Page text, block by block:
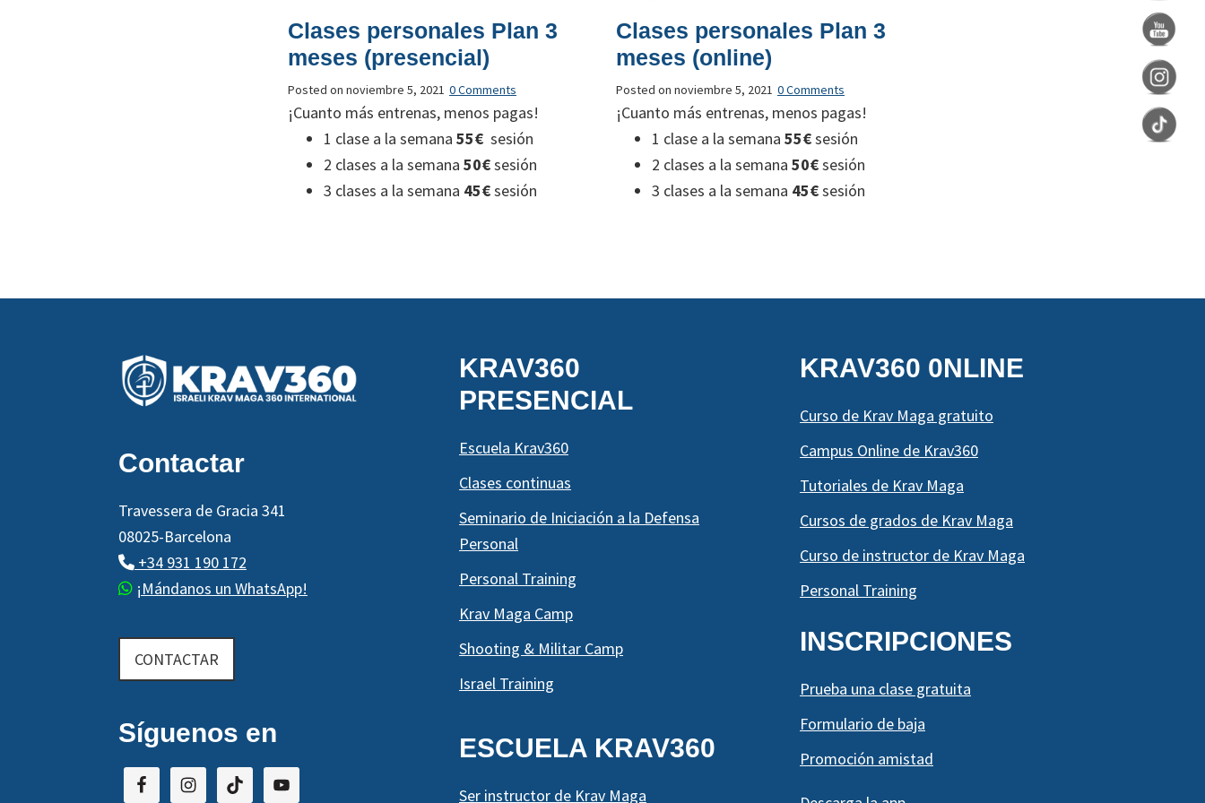
Clases personales Plan 3
meses (presencial)
Posted on noviembre 5, 2021 0 Comments
¡Cuanto más entrenas, menos pagas!
1 clase a la semana 55€ sesión
2 clases a la semana 50€sesión
3 clases a la semana 45€sesión
Clases personales Plan 3
meses (online)
Posted on noviembre 5, 2021 0 Comments
¡Cuanto más entrenas, menos pagas!
1 clase a la semana 55€sesión
2 clases a la semana 50€sesión
3 clases a la semana 45€sesión
Contactar
Travessera de Gracia 341
08025-Barcelona
+34 931 190 172
¡Mándanos un WhatsApp!
CONTACTAR
Síguenos en
KRAV360
PRESENCIAL
Escuela Krav360
Clases continuas
Seminario de Iniciación a la Defensa
Personal
Personal Training
Krav Maga Camp
Shooting & Militar Camp
Israel Training
ESCUELA KRAV360
Ser instructor de Krav Maga
KRAV360 0NLINE
Curso de Krav Maga gratuito
Campus Online de Krav360
Tutoriales de Krav Maga
Cursos de grados de Krav Maga
Curso de instructor de Krav Maga
Personal Training
INSCRIPCIONES
Prueba una clase gratuita
Formulario de baja
Promoción amistad